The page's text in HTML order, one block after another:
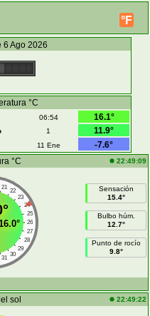
°F
6 Ago 2026
°C
06:54
16.1°
1
11.9°
11 Ene
-7.6°
°C
22:49:09
21
22
23
24
25
26
27
28
29
30
31
Sensación
15.4°
Bulbo húm.
12.7°
Punto de rocío
9.8°
sol 22:49:22